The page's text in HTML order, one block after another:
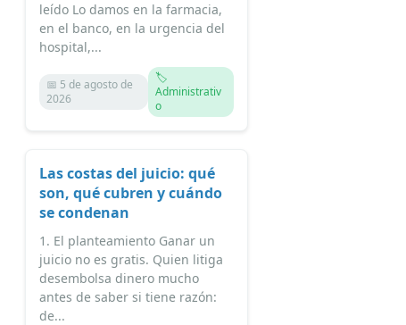
leído Lo damos en la farmacia,
en el banco, en la urgencia del
hospital,...
📅 5 de agosto de
2026
🏷️
Administrativ
o
Las costas del juicio: qué
son, qué cubren y cuándo
se condenan
1. El planteamiento Ganar un
juicio no es gratis. Quien litiga
desembolsa dinero mucho
antes de saber si tiene razón:
de...